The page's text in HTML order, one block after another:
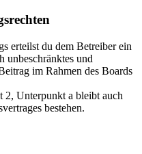
erteilst du dem Betreiber ein
unbeschränktes und
im Rahmen des Boards
2, Unterpunkt a bleibt auch
bestehen.